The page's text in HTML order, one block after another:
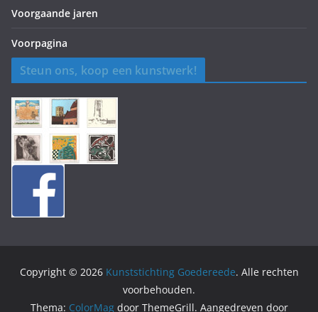
Voorgaande jaren
Voorpagina
Steun ons, koop een kunstwerk!
Copyright © 2026 Kunststichting Goedereede. Alle rechten
voorbehouden.
Thema: ColorMagdoor ThemeGrill. Aangedreven door